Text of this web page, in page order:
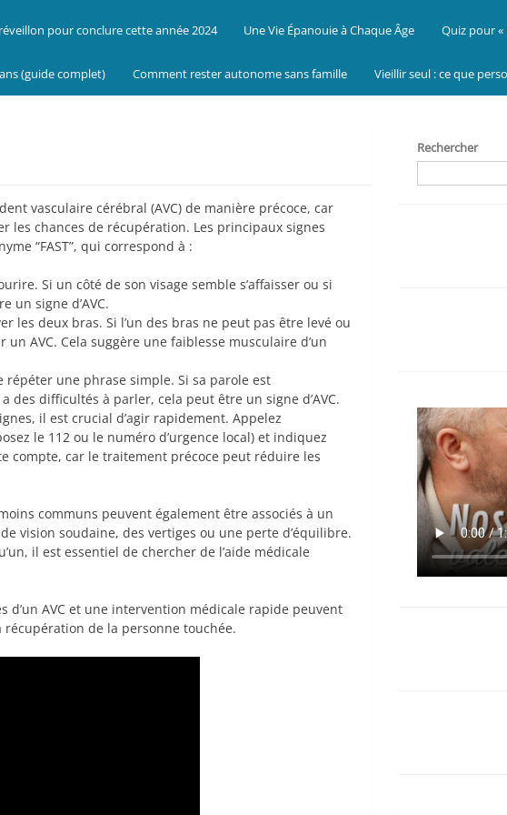
pour conclure cette année 2024 Une Vie Épanouie à Chaque Âge Quiz pour «
(guide complet) Comment rester autonome sans famille Vieillir seul : ce que
vasculaire cérébral (AVC) de manière précoce, car
chances de récupération. Les principaux signes
“FAST”, qui correspond à :
Si un côté de son visage semble s’affaisser ou si
un signe d’AVC.
les deux bras. Si l’un des bras ne peut pas être levé ou
AVC. Cela suggère une faiblesse musculaire d’un
répéter une phrase simple. Si sa parole est
des difficultés à parler, cela peut être un signe d’AVC.
il est crucial d’agir rapidement. Appelez
le 112 ou le numéro d’urgence local) et indiquez
compte, car le traitement précoce peut réduire les
communs peuvent également être associés à un
vision soudaine, des vertiges ou une perte d’équilibre.
il est essentiel de chercher de l’aide médicale
d’un AVC et une intervention médicale rapide peuvent
de la personne touchée.
Rechercher